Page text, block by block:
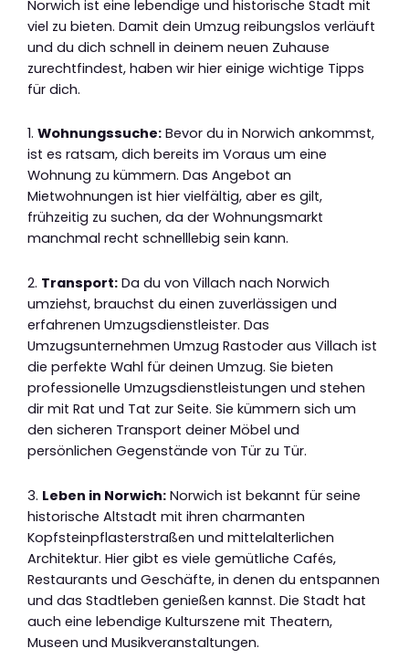
Norwich ist eine lebendige und historische Stadt mit
viel zu bieten. Damit dein Umzug reibungslos verläuft
und du dich schnell in deinem neuen Zuhause
zurechtfindest, haben wir hier einige wichtige Tipps
für dich.
1. Wohnungssuche: Bevor du in Norwich ankommst,
ist es ratsam, dich bereits im Voraus um eine
Wohnung zu kümmern. Das Angebot an
Mietwohnungen ist hier vielfältig, aber es gilt,
frühzeitig zu suchen, da der Wohnungsmarkt
manchmal recht schnelllebig sein kann.
2. Transport: Da du von Villach nach Norwich
umziehst, brauchst du einen zuverlässigen und
erfahrenen Umzugsdienstleister. Das
Umzugsunternehmen Umzug Rastoder aus Villach ist
die perfekte Wahl für deinen Umzug. Sie bieten
professionelle Umzugsdienstleistungen und stehen
dir mit Rat und Tat zur Seite. Sie kümmern sich um
den sicheren Transport deiner Möbel und
persönlichen Gegenstände von Tür zu Tür.
3. Leben in Norwich: Norwich ist bekannt für seine
historische Altstadt mit ihren charmanten
Kopfsteinpflasterstraßen und mittelalterlichen
Architektur. Hier gibt es viele gemütliche Cafés,
Restaurants und Geschäfte, in denen du entspannen
und das Stadtleben genießen kannst. Die Stadt hat
auch eine lebendige Kulturszene mit Theatern,
Museen und Musikveranstaltungen.